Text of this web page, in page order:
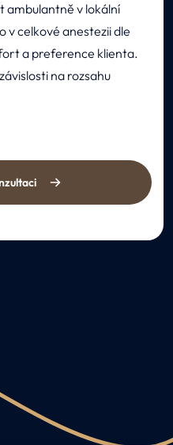
ambulantně v lokální
v celkové anestezii dle
a preference klienta.
na rozsahu